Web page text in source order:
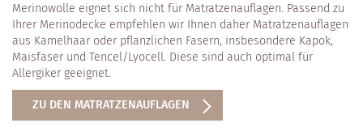
Merinowolle eignet sich nicht für Matratzenauflagen. Passend zu
Ihrer Merinodecke empfehlen wir Ihnen daher Matratzenauflagen
aus Kamelhaar oder pflanzlichen Fasern, insbesondere Kapok,
Maisfaser und Tencel/Lyocell. Diese sind auch optimal für
Allergiker geeignet.
ZU DEN MATRATZENAUFLAGEN